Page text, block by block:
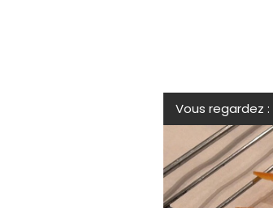
Vous regardez :